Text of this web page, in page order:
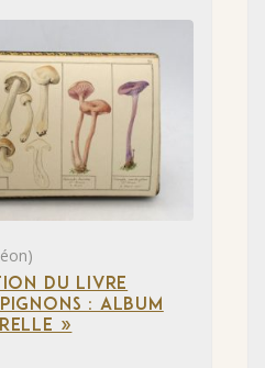
DU LIVRE
: ALBUM
»